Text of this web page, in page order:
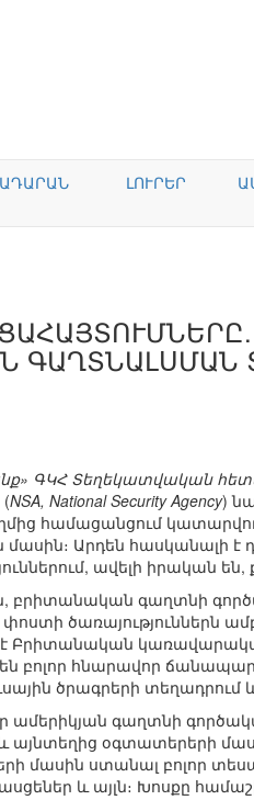
ԼՈՒՐԵՐ
ԳԱՂՏՆԱԼՍՄԱՆ
ԳԿՀ Տեղեկատվական
NSA, National Security Agency)
համացանցում
Արդեն հասկանալի է
ավելի իրական
բրիտանական գաղտնի
ծառայություններն
է Բրիտանական
բոլոր հնարավոր
ծրագրերի տեղադրում և
ամերիկյան գաղտնի
այնտեղից օգտատերերի
մասին ստանալ բոլոր
և այլն։ Խոսքը